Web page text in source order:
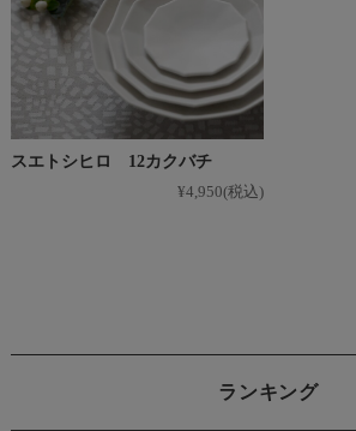
スエトシヒロ 12カクバチ
¥4,950(税込)
ランキング